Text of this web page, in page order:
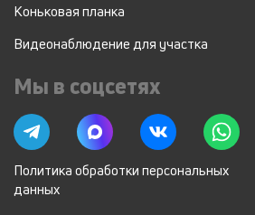
Коньковая планка
Видеонаблюдение для участка
Мы в соцсетях
Политика обработки персональных
данных